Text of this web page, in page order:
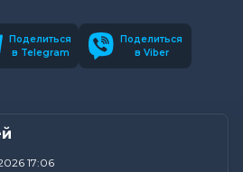
Поделиться
в Telegram
Поделиться
в Viber
17:06